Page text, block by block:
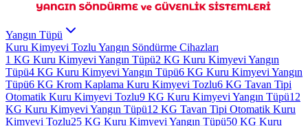
Yangın Tüpü
Kuru Kimyevi Tozlu Yangın Söndürme Cihazları
1 KG Kuru Kimyevi Yangın Tüpü2 KG Kuru Kimyevi Yangın
Tüpü4 KG Kuru Kimyevi Yangın Tüpü6 KG Kuru Kimyevi Yangın
Tüpü6 KG Krom Kaplama Kuru Kimyevi Tozlu6 KG Tavan Tipi
Otomatik Kuru Kimyevi Tozlu9 KG Kuru Kimyevi Yangın Tüpü12
KG Kuru Kimyevi Yangın Tüpü12 KG Tavan Tipi Otomatik Kuru
Kimyevi Tozlu25 KG Kuru Kimyevi Yangın Tüpü50 KG Kuru